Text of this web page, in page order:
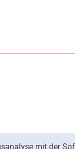
mit der